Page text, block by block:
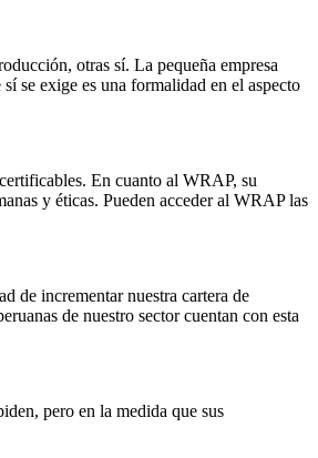
otras sí. La pequeña empresa
se exige es una formalidad en el aspecto
En cuanto al WRAP, su
y éticas. Pueden acceder al WRAP las
de incrementar nuestra cartera de
de nuestro sector cuentan con esta
pero en la medida que sus